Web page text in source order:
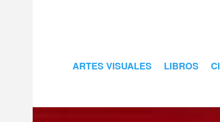
ARTES VISUALES LIBROS